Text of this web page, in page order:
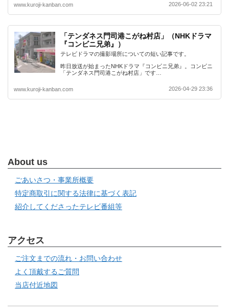
www.kuroji-kanban.com 2026-06-02 23:21
「テンダネス門司港こがね村店」（NHKドラマ
『コンビニ兄弟』）
テレビドラマの撮影場所についての短い記事です。
昨日放送が始まったNHKドラマ『コンビニ兄弟』。コンビニ
「テンダネス門司港こがね村店」です…
www.kuroji-kanban.com 2026-04-29 23:36
About us
ごあいさつ・事業所概要
特定商取引に関する法律に基づく表記
紹介してくださったテレビ番組等
アクセス
ご注文までの流れ・お問い合わせ
よく頂戴するご質問
当店付近地図